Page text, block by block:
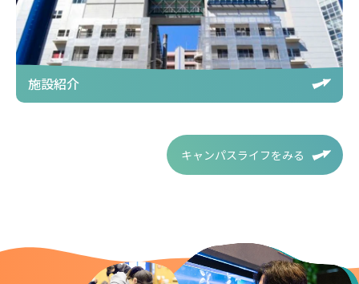
施設紹介
キャンパスライフをみる